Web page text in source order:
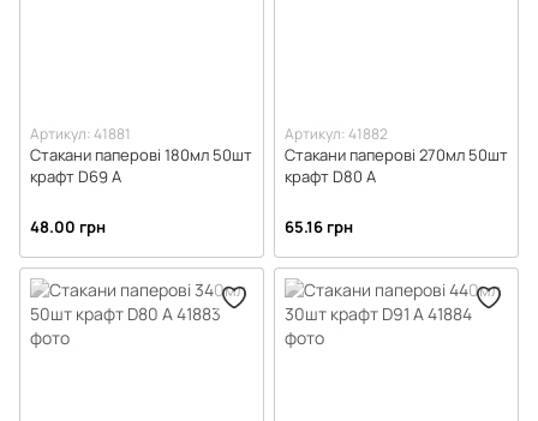
Артикул: 41881
Стакани паперові 180мл 50шт
крафт D69 А
48.00 грн
Артикул: 41882
Стакани паперові 270мл 50шт
крафт D80 А
65.16 грн